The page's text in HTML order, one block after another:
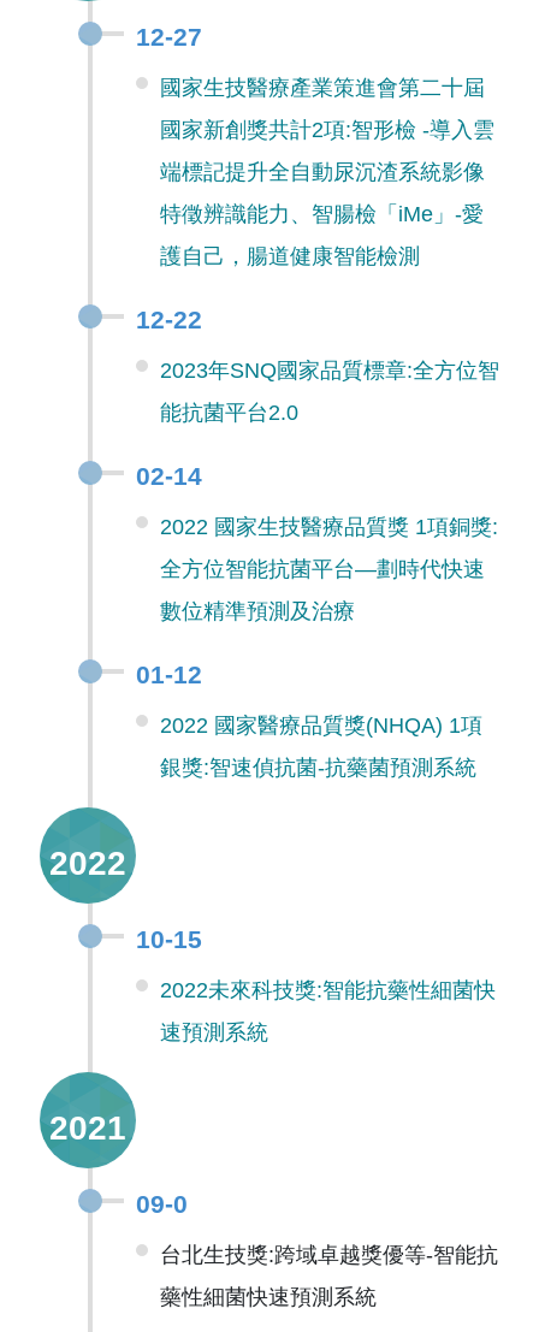
12-27
國家生技醫療產業策進會第二十屆
國家新創獎共計2項:智形檢 -導入雲
端標記提升全自動尿沉渣系統影像
特徵辨識能力、智腸檢「iMe」-愛
護自己，腸道健康智能檢測
12-22
2023年SNQ國家品質標章:全方位智
能抗菌平台2.0
02-14
2022 國家生技醫療品質獎 1項銅獎:
全方位智能抗菌平台—劃時代快速
數位精準預測及治療
01-12
2022 國家醫療品質獎(NHQA) 1項
銀獎:智速偵抗菌-抗藥菌預測系統
2022
10-15
2022未來科技獎:智能抗藥性細菌快
速預測系統
2021
09-0
台北生技獎:跨域卓越獎優等-智能抗
藥性細菌快速預測系統